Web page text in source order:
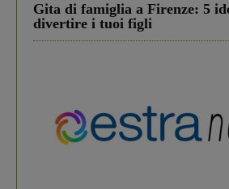
Gita di famiglia a Firenze: 5
divertire i tuoi figli